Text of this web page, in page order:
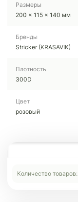
Размеры
200 x 115 x 140 мм
Бренды
Stricker (KRASAVIK)
Плотность
300D
Цвет
розовый
Количество товаров: